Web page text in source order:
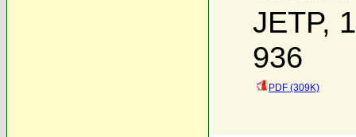
JETP,
936
PDF (309K)